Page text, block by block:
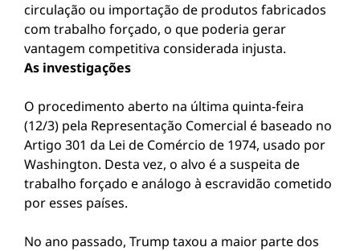
circulação ou importação de produtos fabricados
com trabalho forçado, o que poderia gerar
vantagem competitiva considerada injusta.
As investigações
O procedimento aberto na última quinta-feira
(12/3) pela Representação Comercial é baseado no
Artigo 301 da Lei de Comércio de 1974, usado por
Washington. Desta vez, o alvo é a suspeita de
trabalho forçado e análogo à escravidão cometido
por esses países.
No ano passado, Trump taxou a maior parte dos